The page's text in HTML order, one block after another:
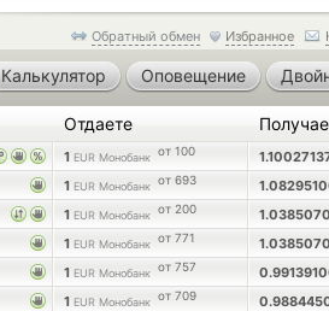
Обратный обмен Избранное
Калькулятор Оповещение
Отдаете
1 EUR Монобанк от 100
1 EUR Монобанк от 693
1 EUR Монобанк от 200
1 EUR Монобанк от 771
1 EUR Монобанк от 757
1 EUR Монобанк от 709